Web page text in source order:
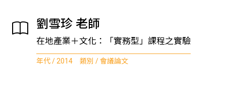
劉雪珍 老師
在地產業＋文化：「實務型」課程之實驗
年代 / 2014 類別 / 會議論文